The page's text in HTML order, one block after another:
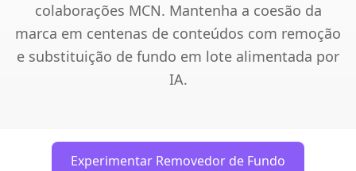
colaborações MCN. Mantenha a coesão da
marca em centenas de conteúdos com remoção
e substituição de fundo em lote alimentada por
IA.
Experimentar Removedor de Fundo